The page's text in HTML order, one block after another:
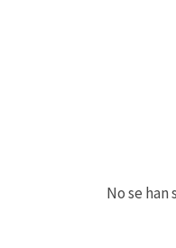
No se